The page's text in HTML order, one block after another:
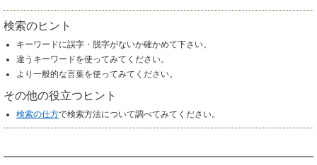
検索のヒント
キーワードに誤字・脱字がないか確かめて下さい。
違うキーワードを使ってみてください。
より一般的な言葉を使ってみてください。
その他の役立つヒント
検索の仕方で検索方法について調べてみてください。